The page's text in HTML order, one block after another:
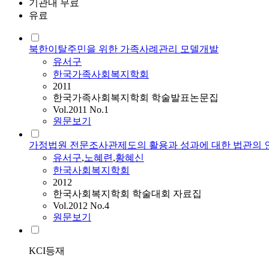
기관내 무료
유료
북한이탈주민을 위한 가족사례관리 모델개발
유서구
한국가족사회복지학회
2011
한국가족사회복지학회 학술발표논문집
Vol.2011 No.1
원문보기
가정법원 전문조사관제도의 활용과 성과에 대한 법관의
유서구,노혜련,황혜신
한국사회복지학회
2012
한국사회복지학회 학술대회 자료집
Vol.2012 No.4
원문보기
KCI등재